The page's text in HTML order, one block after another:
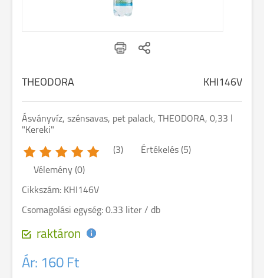
THEODORA KHI146V
Ásványvíz, szénsavas, pet palack, THEODORA, 0,33 l
"Kereki"
(3) Értékelés (5)
Vélemény (0)
Cikkszám: KHI146V
Csomagolási egység: 0.33 liter / db
raktáron
Ár: 160 Ft